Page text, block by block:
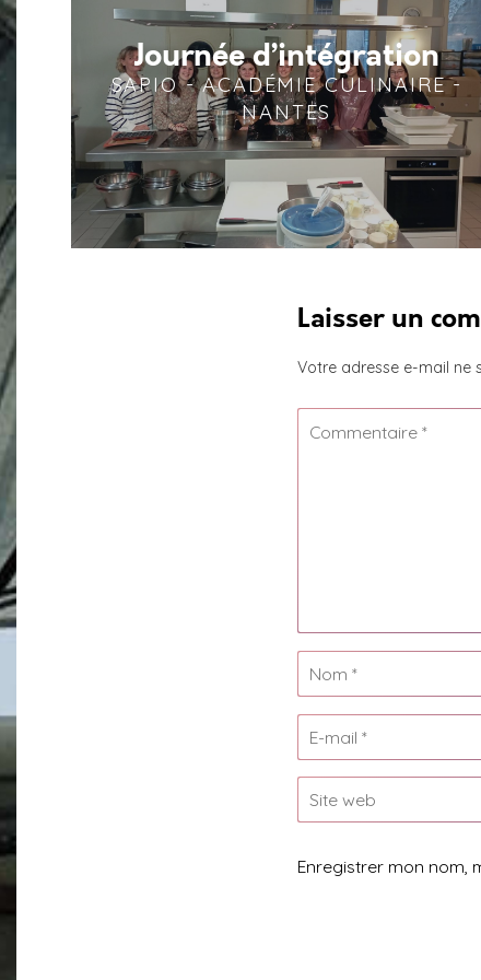
Journée d’intégration
SAPIO - ACADÉMIE CULINAIRE -
NANTES
Laisser un
Votre adresse e-mail ne
Enregistrer mon nom,